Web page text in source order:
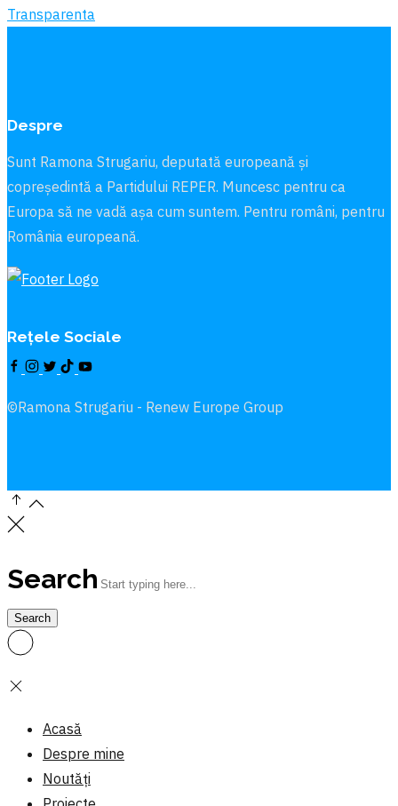
Transparenta
Despre
Sunt Ramona Strugariu, deputată europeană și
copreședintă a Partidului REPER. Muncesc pentru ca
Europa să ne vadă aşa cum suntem. Pentru români, pentru
România europeană.
Rețele Sociale
©Ramona Strugariu - Renew Europe Group
Search
Acasă
Despre mine
Noutăți